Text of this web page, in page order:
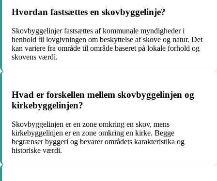
Hvordan fastsættes en skovbyggelinje?
Skovbyggelinjer fastsættes af kommunale myndigheder i
henhold til lovgivningen om beskyttelse af skove og natur. Det
kan variere fra område til område baseret på lokale forhold og
skovens værdi.
Hvad er forskellen mellem skovbyggelinjen og
kirkebyggelinjen?
Skovbyggelinjen er en zone omkring en skov, mens
kirkebyggelinjen er en zone omkring en kirke. Begge
begrænser byggeri og bevarer områdets karakteristika og
historiske værdi.